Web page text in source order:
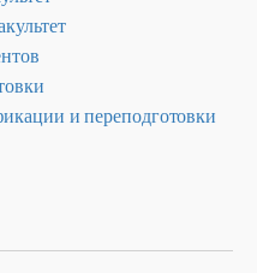
и переподготовки